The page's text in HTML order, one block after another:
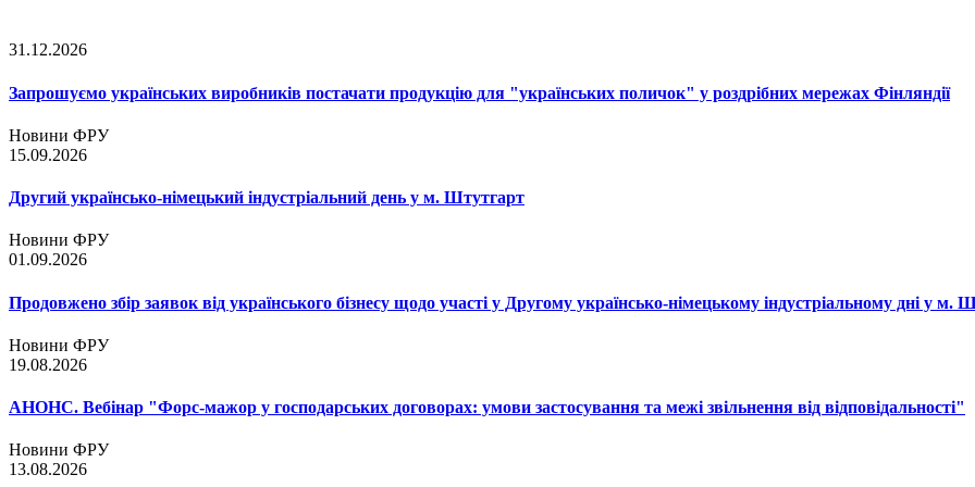
31.12.2026
Запрошуємо українських виробників постачати продукцію для "українських поличок" у роздрібних мережах Фінляндії
Новини ФРУ
15.09.2026
Другий українсько-німецький індустріальний день у м. Штутгарт
Новини ФРУ
01.09.2026
Продовжено збір заявок від українського бізнесу щодо участі у Другому українсько-німецькому індустріальному дні у м.
Новини ФРУ
19.08.2026
АНОНС. Вебінар "Форс-мажор у господарських договорах: умови застосування та межі звільнення від відповідальності"
Новини ФРУ
13.08.2026